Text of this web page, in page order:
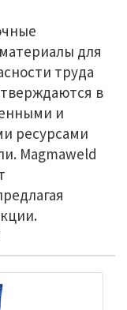
для
труда
в
и
ресурсами
Magmaweld